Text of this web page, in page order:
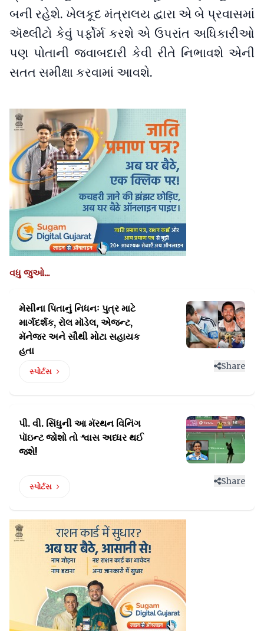
બની રહેશે. ખેલકૂદ મંત્રાલય દ્વારા એ બે પ્રવાસમાં
ઍથ્લીટો કેવું પર્ફોર્મ કરશે એ ઉપરાંત અધિકારીઓ
પણ પોતાની જવાબદારી કેવી રીતે નિભાવશે એની
સતત સમીક્ષા કરવામાં આવશે.
વધુ જુઓ...
મેસીના પિતાનું નિધનઃ પુત્ર માટે
માર્ગદર્શક, રોલ મૉડેલ, એજન્ટ,
મૅનેજર અને સૌથી મોટા સહાયક
હતા
સ્પોર્ટસ
Share
પી. વી. સિંધુની આ મૅરથન વિનિંગ
પૉઇન્ટજોશો તો શ્વાસ અધ્ધર થઈ
જશે!
સ્પોર્ટસ
Share